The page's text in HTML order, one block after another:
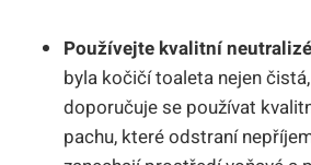
Používejte kvalitní
byla kočičí toaleta nejen
doporučuje se používat
pachu, které odstraní